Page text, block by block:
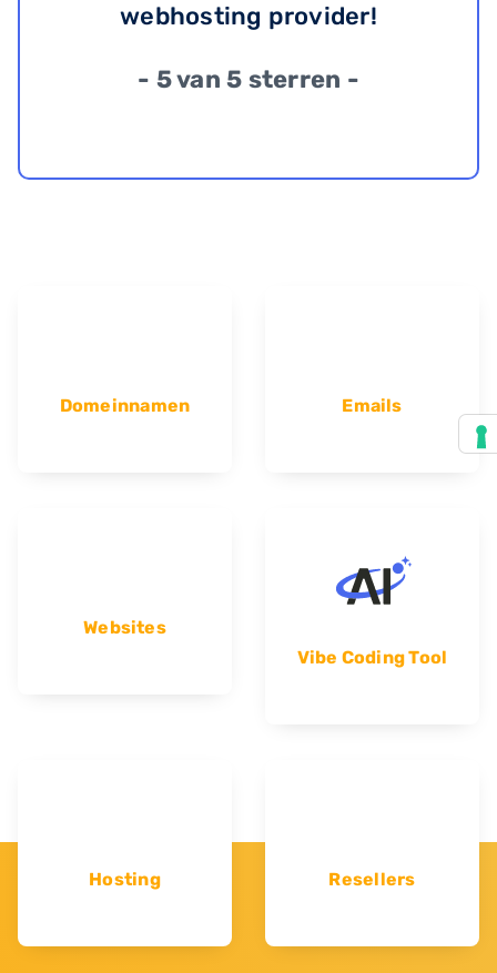
webhosting provider!
- 5 van 5 sterren -
Domeinnamen Emails
Websites
Vibe Coding Tool
Hosting Resellers